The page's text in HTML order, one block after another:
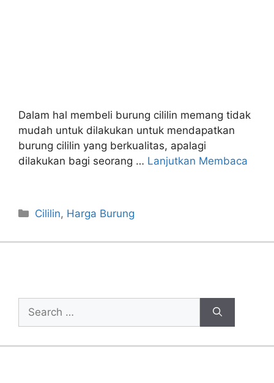
Dalam hal membeli burung cililin memang tidak
mudah untuk dilakukan untuk mendapatkan
burung cililin yang berkualitas, apalagi
dilakukan bagi seorang … Lanjutkan Membaca
Categories
Cililin, Harga Burung
Search
for: